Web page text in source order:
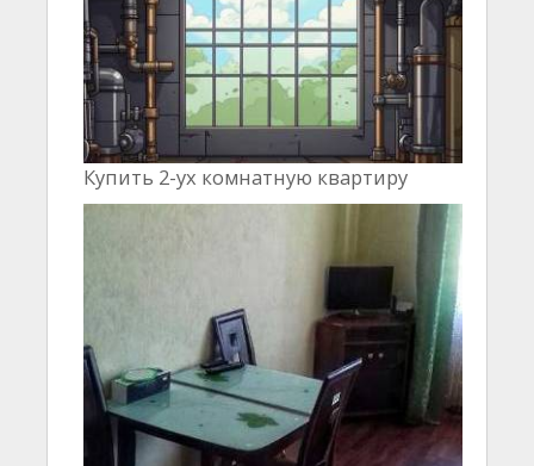
Купить 2-ух комнатную квартиру